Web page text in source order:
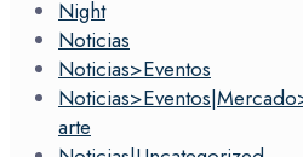
Night
Noticias
Noticias>Eventos
arte